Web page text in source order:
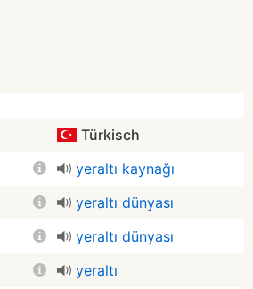
Türkisch
yeraltı kaynağı
yeraltı dünyası
yeraltı dünyası
yeraltı